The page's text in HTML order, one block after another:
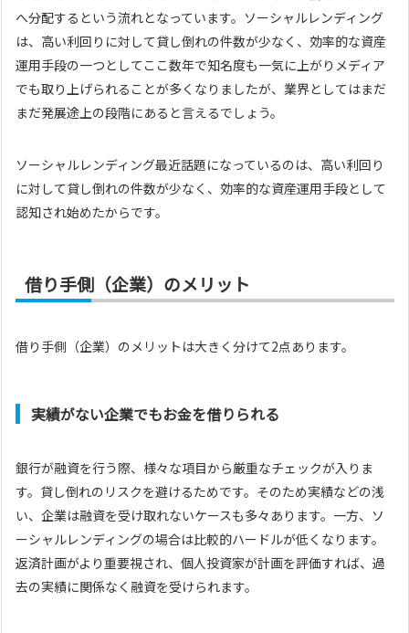
へ分配するという流れとなっています。ソーシャルレンディング
は、高い利回りに対して貸し倒れの件数が少なく、効率的な資産
運用手段の一つとしてここ数年で知名度も一気に上がりメディア
でも取り上げられることが多くなりましたが、業界としてはまだ
まだ発展途上の段階にあると言えるでしょう。
ソーシャルレンディング最近話題になっているのは、高い利回り
に対して貸し倒れの件数が少なく、効率的な資産運用手段として
認知され始めたからです。
借り手側（企業）のメリット
借り手側（企業）のメリットは大きく分けて2点あります。
実績がない企業でもお金を借りられる
銀行が融資を行う際、様々な項目から厳重なチェックが入りま
す。貸し倒れのリスクを避けるためです。そのため実績などの浅
い、企業は融資を受け取れないケースも多々あります。一方、ソ
ーシャルレンディングの場合は比較的ハードルが低くなります。
返済計画がより重要視され、個人投資家が計画を評価すれば、過
去の実績に関係なく融資を受けられます。